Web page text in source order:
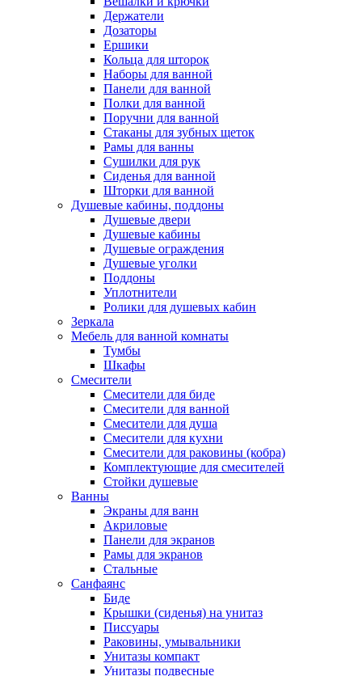
Держатели
Дозаторы
Ершики
Кольца для шторок
Наборы для ванной
Панели для ванной
Полки для ванной
Поручни для ванной
Стаканы для зубных щеток
Рамы для ванны
Сушилки для рук
Сиденья для ванной
Шторки для ванной
Душевые кабины, поддоны
Душевые двери
Душевые кабины
Душевые ограждения
Душевые уголки
Поддоны
Уплотнители
Ролики для душевых кабин
Зеркала
Мебель для ванной комнаты
Тумбы
Шкафы
Смесители
Смесители для биде
Смесители для ванной
Смесители для душа
Смесители для кухни
Смесители для раковины (кобра)
Комплектующие для смесителей
Стойки душевые
Ванны
Экраны для ванн
Акриловые
Панели для экранов
Рамы для экранов
Стальные
Санфаянс
Биде
Крышки (сиденья) на унитаз
Писсуары
Раковины, умывальники
Унитазы компакт
Унитазы подвесные